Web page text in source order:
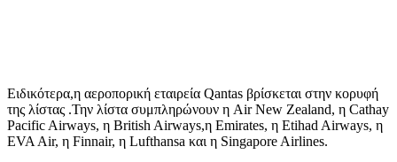
Ειδικότερα,η αεροπορική εταιρεία Qantas βρίσκεται στην κορυφή
της λίστας .Την λίστα συμπληρώνουν η Air New Zealand, η Cathay
Pacific Airways, η British Airways,η Emirates, η Etihad Airways, η
EVA Air, η Finnair, η Lufthansa και η Singapore Airlines.